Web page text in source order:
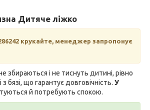
Дитяче ліжко
крукайте, менеджер запропонує
збираються і не тиснуть дитині, рівно
з бязі, що гарантує довговічність. У
й потребують спокою.